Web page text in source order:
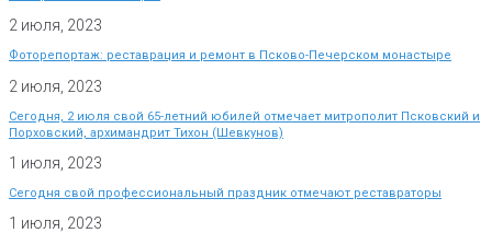
2 июля, 2023
Фоторепортаж: реставрация и ремонт в Псково-Печерском монастыре
2 июля, 2023
Сегодня, 2 июля свой 65-летний юбилей отмечает митрополит Псковский и
Порховский, архимандрит Тихон (Шевкунов)
1 июля, 2023
Сегодня свой профессиональный праздник отмечают реставраторы
1 июля, 2023